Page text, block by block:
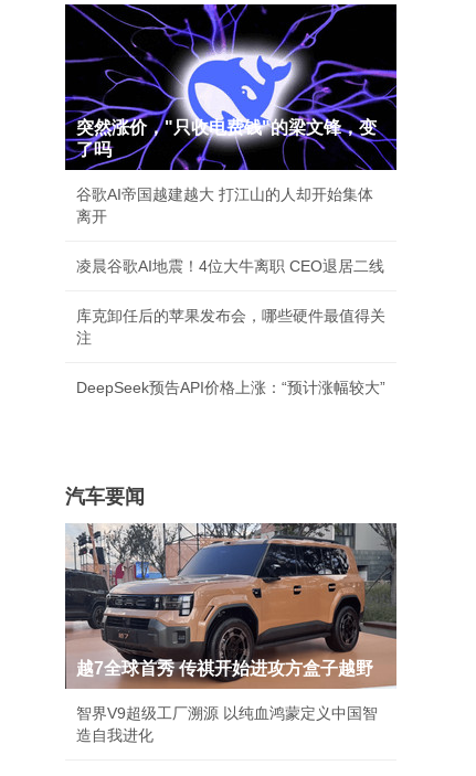
突然涨价，"只收电费钱"的梁文锋，变
了吗
谷歌AI帝国越建越大 打江山的人却开始集体
离开
凌晨谷歌AI地震！4位大牛离职 CEO退居二线
库克卸任后的苹果发布会，哪些硬件最值得关
注
DeepSeek预告API价格上涨：“预计涨幅较大”
汽车要闻
越7全球首秀 传祺开始进攻方盒子越野
智界V9超级工厂溯源 以纯血鸿蒙定义中国智
造自我进化